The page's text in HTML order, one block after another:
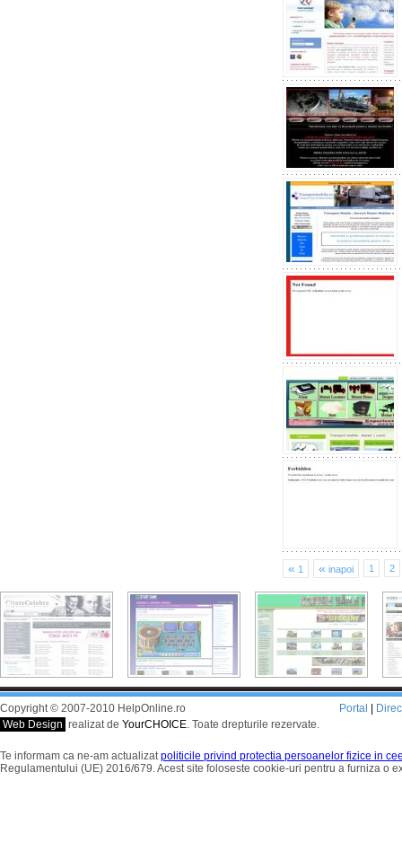
« 1 « inapoi 1 2
Copyright © 2007-2010 HelpOnline.ro
Web Design realizat de YourCHOICE. Toate drepturile rezervate.
Portal
Te informam ca ne-am actualizatpoliticile privind protectia persoanelor fizice in
Regulamentului (UE) 2016/679. Acest site foloseste cookie-uri pentru a furniza o